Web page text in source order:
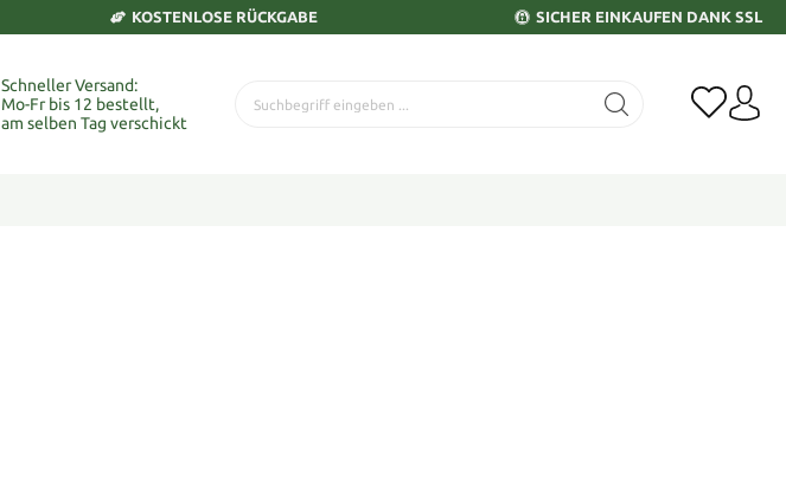
KOSTENLOSE RÜCKGABE SICHER EINKAUFEN DANK SSL
Schneller Versand:
Mo-Fr bis 12 bestellt,
am selben Tag verschickt